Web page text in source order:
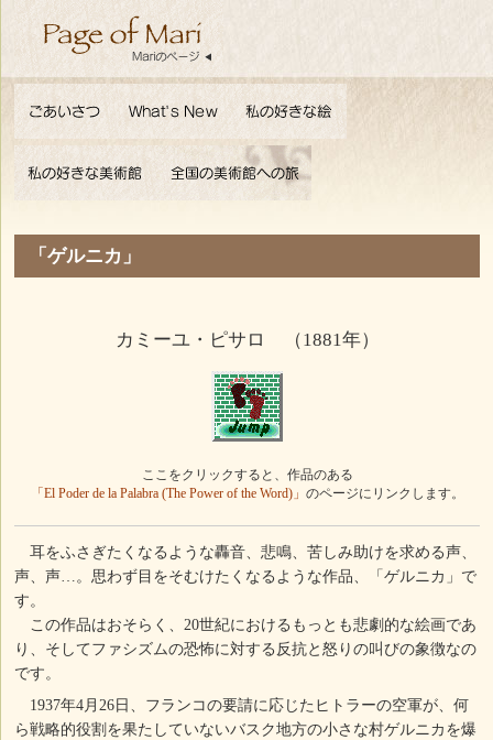
「ゲルニカ」
カミーユ・ピサロ （1881年）
ここをクリックすると、作品のある
「El Poder de la Palabra (The Power of the Word)」 のページにリンクします。
耳をふさぎたくなるような轟音、悲鳴、苦しみ助けを求める声、
声、声…。思わず目をそむけたくなるような作品、「ゲルニカ」で
す。
この作品はおそらく、20世紀におけるもっとも悲劇的な絵画であ
り、そしてファシズムの恐怖に対する反抗と怒りの叫びの象徴なの
です。
1937年4月26日、フランコの要請に応じたヒトラーの空軍が、何
ら戦略的役割を果たしていないバスク地方の小さな村ゲルニカを爆